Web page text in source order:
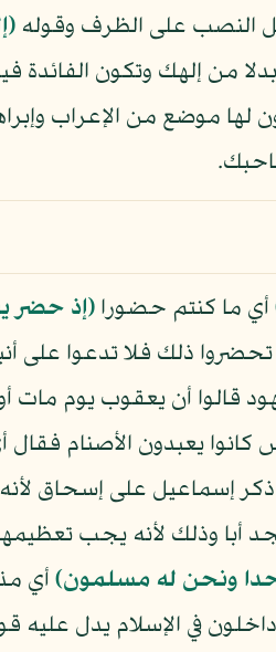
النصب على الظرف وقوله
من إلهك وتكون
لها موضع من الإعراب
أي ما كنتم حضورا﴿إذ حضر
ذلك فلا تدعوا على
قالوا أن يعقوب يوم مات
يعبدون الأصنام
ذكر إسماعيل على إسحاق
أبا وذلك لأنه يجب
ونحن له مسلمون﴾أي
في الإسلام يدل عليه